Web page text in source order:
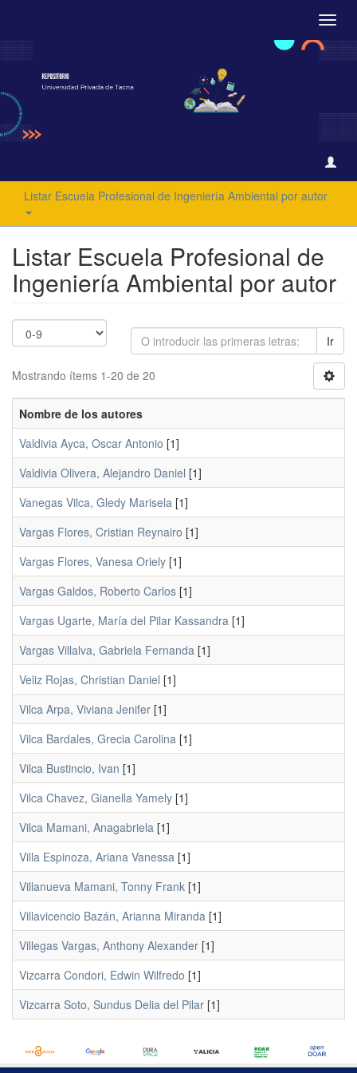
Listar Escuela Profesional de Ingeniería Ambiental por autor
Listar Escuela Profesional de
Ingeniería Ambiental por autor
Ir
Mostrando ítems 1-20 de 20
Nombre de los autores
Valdivia Ayca, Oscar Antonio [1]
Valdivia Olivera, Alejandro Daniel [1]
Vanegas Vilca, Gledy Marisela [1]
Vargas Flores, Cristian Reynairo [1]
Vargas Flores, Vanesa Oriely [1]
Vargas Galdos, Roberto Carlos [1]
Vargas Ugarte, María del Pilar Kassandra [1]
Vargas Villalva, Gabriela Fernanda [1]
Veliz Rojas, Christian Daniel [1]
Vilca Arpa, Viviana Jenifer [1]
Vilca Bardales, Grecia Carolina [1]
Vilca Bustincio, Ivan [1]
Vilca Chavez, Gianella Yamely [1]
Vilca Mamani, Anagabriela [1]
Villa Espinoza, Ariana Vanessa [1]
Villanueva Mamani, Tonny Frank [1]
Villavicencio Bazán, Arianna Miranda [1]
Villegas Vargas, Anthony Alexander [1]
Vizcarra Condori, Edwin Wilfredo [1]
Vizcarra Soto, Sundus Delia del Pilar [1]